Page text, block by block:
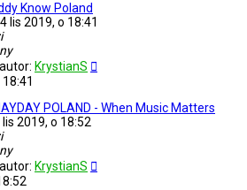
Know Poland
lis 2019, o 18:41
autor: KrystianS
POLAND - When Music Matters
lis 2019, o 18:52
autor: KrystianS